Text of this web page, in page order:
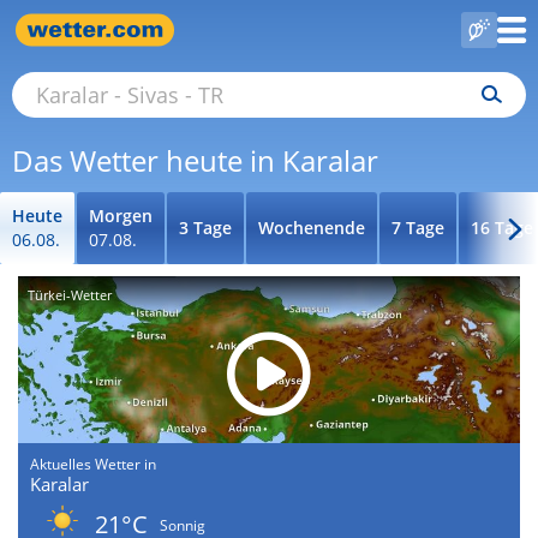
Das Wetter heute in Karalar
Heute
06.08.
Morgen
07.08.
3 Tage Wochenende 7 Tage 16 Tage
Türkei-Wetter
Aktuelles Wetter in
Karalar
21°C
Sonnig